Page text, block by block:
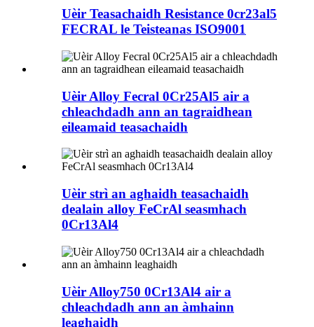
Uèir Teasachaidh Resistance 0cr23al5
FECRAL le Teisteanas ISO9001
Uèir Alloy Fecral 0Cr25Al5 air a
chleachdadh ann an tagraidhean
eileamaid teasachaidh
Uèir strì an aghaidh teasachaidh
dealain alloy FeCrAl seasmhach
0Cr13Al4
Uèir Alloy750 0Cr13Al4 air a
chleachdadh ann an àmhainn
leaghaidh